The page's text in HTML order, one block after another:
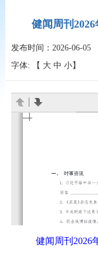
健闻周刊2026
发布时间：2026-06-05
字体: 【 大 中 小】
健闻周刊2026